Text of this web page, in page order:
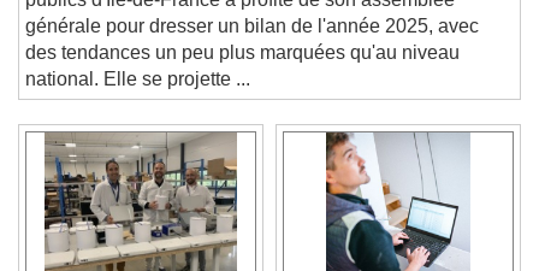
publics d'Île-de-France a profité de son assemblée
générale pour dresser un bilan de l'année 2025, avec
des tendances un peu plus marquées qu'au niveau
national. Elle se projette ...